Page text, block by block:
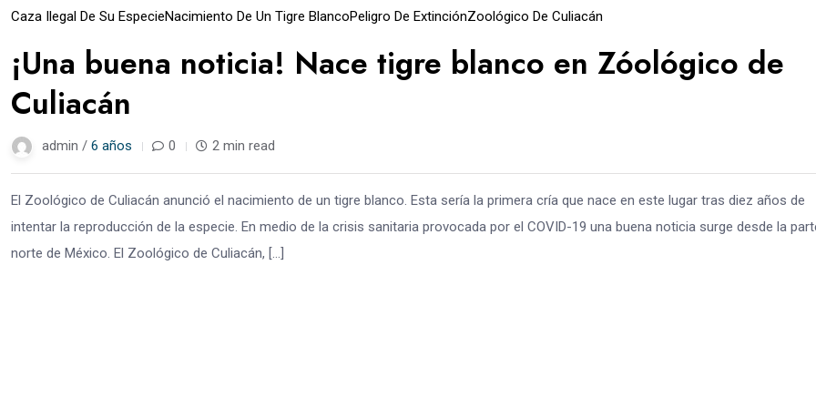
Caza Ilegal De Su EspecieNacimiento De Un Tigre BlancoPeligro De ExtinciónZoológico De Culiacán
¡Una buena noticia! Nace tigre blanco en Zóológico de
Culiacán
admin / 6 años 0 2 min read
El Zoológico de Culiacán anunció el nacimiento de un tigre blanco. Esta sería la primera cría que nace en este lugar tras diez años de
intentar la reproducción de la especie. En medio de la crisis sanitaria provocada por el COVID-19 una buena noticia surge desde la
norte de México. El Zoológico de Culiacán, […]